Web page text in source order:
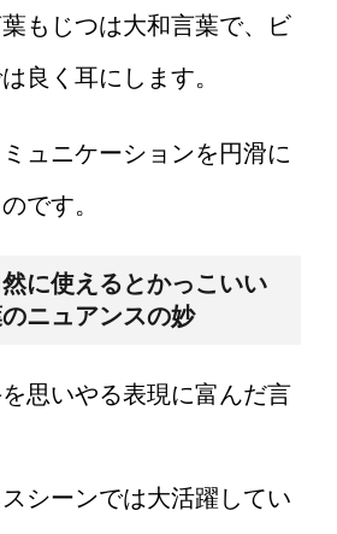
もじつは大和言葉で、ビ
良く耳にします。
ュニケーションを円滑に
です。
に使えるとかっこいい
ニュアンスの妙
思いやる表現に富んだ言
シーンでは大活躍してい